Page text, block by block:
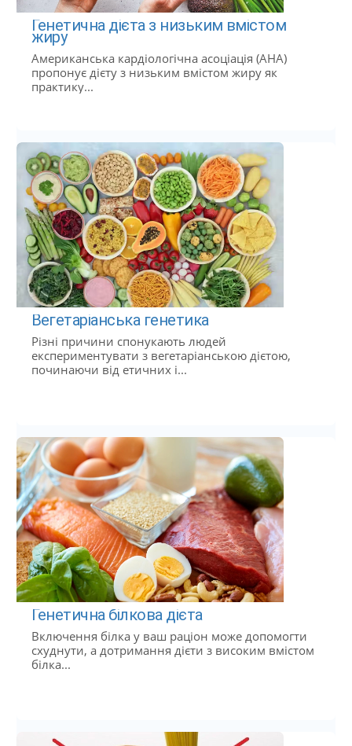
Генетична дієта з низьким вмістом
жиру
Американська кардіологічна асоціація (AHA)
пропонує дієту з низьким вмістом жиру як
практику...
Вегетаріанська генетика
Різні причини спонукають людей
експериментувати з вегетаріанською дієтою,
починаючи від етичних і...
Генетична білкова дієта
Включення білка у ваш раціон може допомогти
схуднути, а дотримання дієти з високим вмістом
білка...